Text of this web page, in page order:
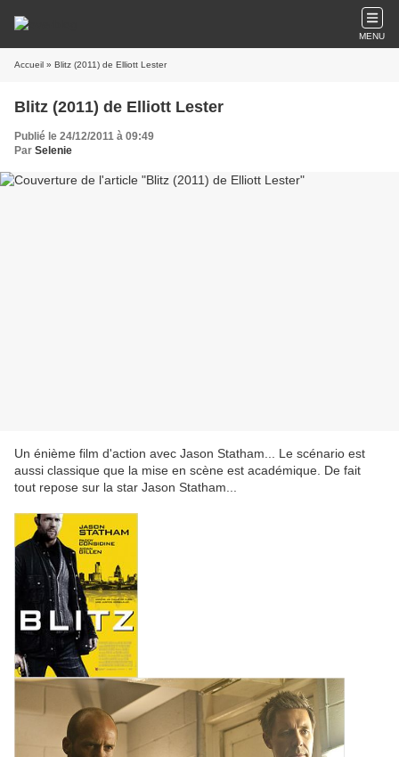
MENU
Accueil » Blitz (2011) de Elliott Lester
Blitz (2011) de Elliott Lester
Publié le 24/12/2011 à 09:49
Par Selenie
Un énième film d'action avec Jason Statham... Le scénario est
aussi classique que la mise en scène est académique. De fait
tout repose sur la star Jason Statham...